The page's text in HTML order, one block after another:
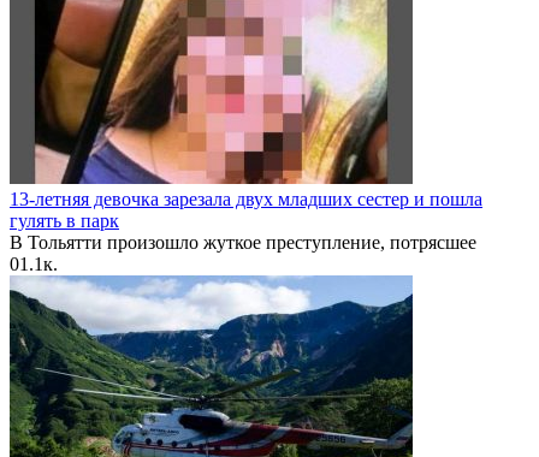
13-летняя девочка зарезала двух младших сестер и пошла
гулять в парк
В Тольятти произошло жуткое преступление, потрясшее
01.1к.